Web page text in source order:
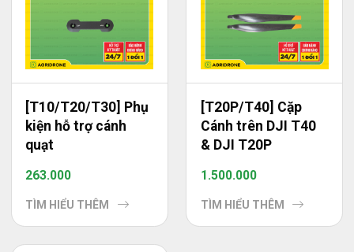
[T10/T20/T30] Phụ
kiện hỗ trợ cánh
quạt
263.000
TÌM HIỂU THÊM
[T20P/T40] Cặp
Cánh trên DJI T40
& DJI T20P
1.500.000
TÌM HIỂU THÊM